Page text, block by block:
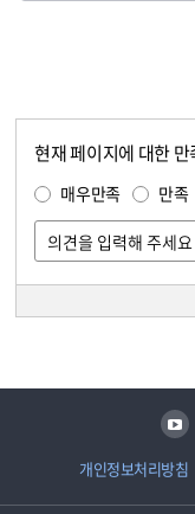
현재 페이지에 대한
매우만족 만족
개인정보처리방침
유튜브